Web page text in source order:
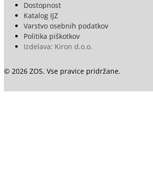
© 2026 ZOS. Vse pravice pridržane.
Dostopnost
Katalog IJZ
Varstvo osebnih podatkov
Politika piškotkov
Izdelava: Kiron d.o.o.